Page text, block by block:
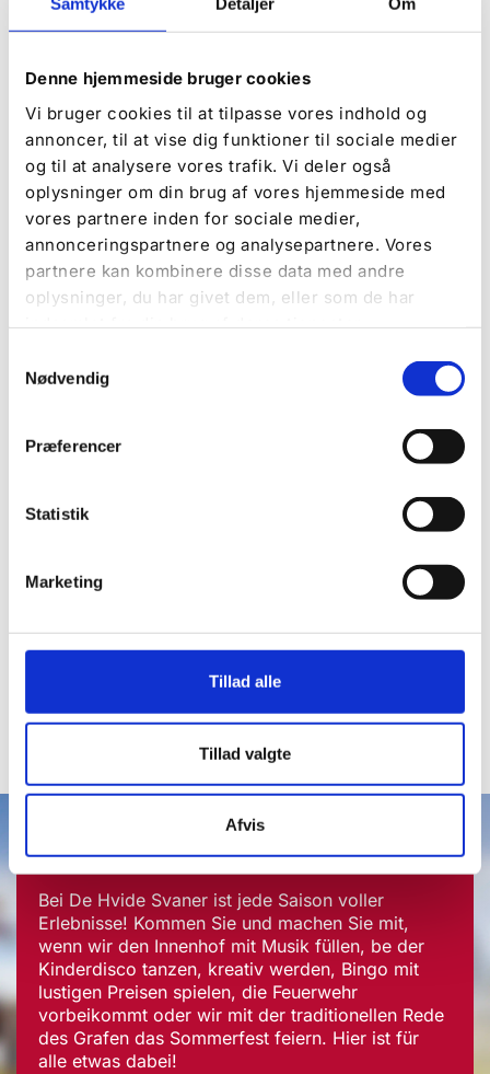
Denne hjemmeside bruger cookies
Vi bruger cookies til at tilpasse vores indhold og
annoncer, til at vise dig funktioner til sociale medier
og til at analysere vores trafik. Vi deler også
oplysninger om din brug af vores hjemmeside med
vores partnere inden for sociale medier,
annonceringspartnere og analysepartnere. Vores
partnere kan kombinere disse data med andre
oplysninger, du har givet dem, eller som de har
indsamlet fra din brug af deres tjenester.
Nødvendig
Præferencer
Statistik
Marketing
Tillad alle
Tillad valgte
Afvis
Einrichtungen auf dem
Campingplatz
brauchen. Entdecken Sie unsere zahlreichen
Mehr erfahren
Jetzt buchen
Jetzt buchen
Aktivitäten auf dem Platz
Bei De Hvide Svaner ist jede Saison voller
Erlebnisse! Kommen Sie und machen Sie mit,
wenn wir den Innenhof mit Musik füllen, be der
Kinderdisco tanzen, kreativ werden, Bingo mit
lustigen Preisen spielen, die Feuerwehr
vorbeikommt oder wir mit der traditionellen Rede
des Grafen das Sommerfest feiern. Hier ist für
alle etwas dabei!